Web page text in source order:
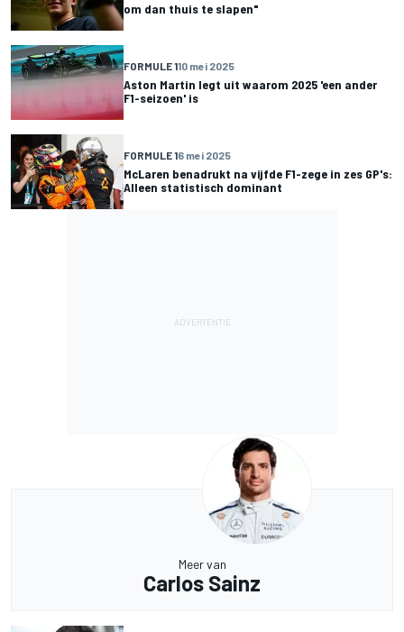
om dan thuis te slapen"
FORMULE 110 mei 2025
Aston Martin legt uit waarom 2025 'een ander
F1-seizoen' is
FORMULE 16 mei 2025
McLaren benadrukt na vijfde F1-zege in zes GP's:
Alleen statistisch dominant
Meer van
Carlos Sainz